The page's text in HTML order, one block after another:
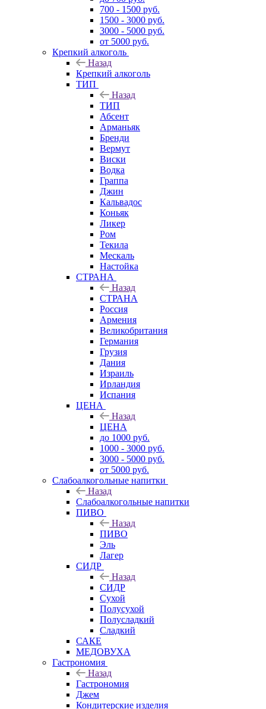
700 - 1500 руб.
1500 - 3000 руб.
3000 - 5000 руб.
от 5000 руб.
Крепкий алкоголь
Назад
Крепкий алкоголь
ТИП
Назад
ТИП
Абсент
Арманьяк
Бренди
Вермут
Виски
Водка
Граппа
Джин
Кальвадос
Коньяк
Ликер
Ром
Текила
Мескаль
Настойка
СТРАНА
Назад
СТРАНА
Россия
Армения
Великобритания
Германия
Грузия
Дания
Израиль
Ирландия
Испания
ЦЕНА
Назад
ЦЕНА
до 1000 руб.
1000 - 3000 руб.
3000 - 5000 руб.
от 5000 руб.
Слабоалкогольные напитки
Назад
Слабоалкогольные напитки
ПИВО
Назад
ПИВО
Эль
Лагер
СИДР
Назад
СИДР
Сухой
Полусухой
Полусладкий
Сладкий
САКЕ
МЕДОВУХА
Гастрономия
Назад
Гастрономия
Джем
Кондитерские изделия